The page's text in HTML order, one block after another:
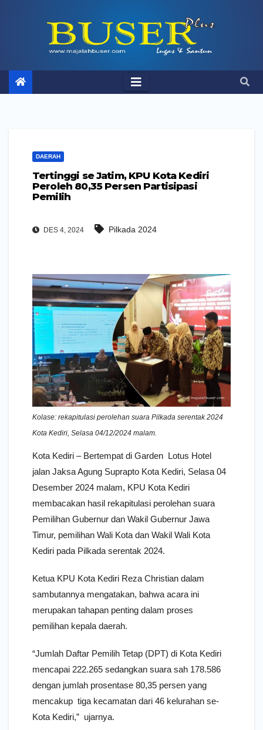
DAERAH
Tertinggi se Jatim, KPU Kota Kediri
Peroleh 80,35 Persen Partisipasi
Pemilih
DES 4, 2024 Pilkada 2024
Kolase: rekapitulasi perolehan suara Pilkada serentak 2024
Kota Kediri, Selasa 04/12/2024 malam.
Kota Kediri – Bertempat di Garden Lotus Hotel
jalan Jaksa Agung Suprapto Kota Kediri, Selasa 04
Desember 2024 malam, KPU Kota Kediri
membacakan hasil rekapitulasi perolehan suara
Pemilihan Gubernur dan Wakil Gubernur Jawa
Timur, pemilihan Wali Kota dan Wakil Wali Kota
Kediri pada Pilkada serentak 2024.
Ketua KPU Kota Kediri Reza Christian dalam
sambutannya mengatakan, bahwa acara ini
merupakan tahapan penting dalam proses
pemilihan kepala daerah.
“Jumlah Daftar Pemilih Tetap (DPT) di Kota Kediri
mencapai 222.265 sedangkan suara sah 178.586
dengan jumlah prosentase 80,35 persen yang
mencakup tiga kecamatan dari 46 kelurahan se-
Kota Kediri,” ujarnya.